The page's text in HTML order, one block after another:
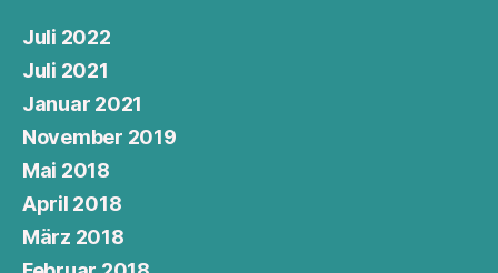
Juli 2022
Juli 2021
Januar 2021
November 2019
Mai 2018
April 2018
März 2018